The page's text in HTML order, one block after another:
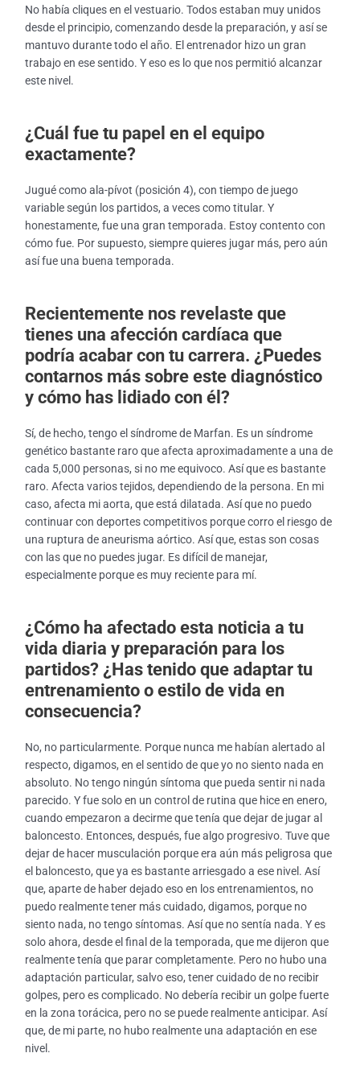
No había cliques en el vestuario. Todos estaban muy unidos
desde el principio, comenzando desde la preparación, y así se
mantuvo durante todo el año. El entrenador hizo un gran
trabajo en ese sentido. Y eso es lo que nos permitió alcanzar
este nivel.
¿Cuál fue tu papel en el equipo
exactamente?
Jugué como ala-pívot (posición 4), con tiempo de juego
variable según los partidos, a veces como titular. Y
honestamente, fue una gran temporada. Estoy contento con
cómo fue. Por supuesto, siempre quieres jugar más, pero aún
así fue una buena temporada.
Recientemente nos revelaste que
tienes una afección cardíaca que
podría acabar con tu carrera. ¿Puedes
contarnos más sobre este diagnóstico
y cómo has lidiado con él?
Sí, de hecho, tengo el síndrome de Marfan. Es un síndrome
genético bastante raro que afecta aproximadamente a una de
cada 5,000 personas, si no me equivoco. Así que es bastante
raro. Afecta varios tejidos, dependiendo de la persona. En mi
caso, afecta mi aorta, que está dilatada. Así que no puedo
continuar con deportes competitivos porque corro el riesgo de
una ruptura de aneurisma aórtico. Así que, estas son cosas
con las que no puedes jugar. Es difícil de manejar,
especialmente porque es muy reciente para mí.
¿Cómo ha afectado esta noticia a tu
vida diaria y preparación para los
partidos? ¿Has tenido que adaptar tu
entrenamiento o estilo de vida en
consecuencia?
No, no particularmente. Porque nunca me habían alertado al
respecto, digamos, en el sentido de que yo no siento nada en
absoluto. No tengo ningún síntoma que pueda sentir ni nada
parecido. Y fue solo en un control de rutina que hice en enero,
cuando empezaron a decirme que tenía que dejar de jugar al
baloncesto. Entonces, después, fue algo progresivo. Tuve que
dejar de hacer musculación porque era aún más peligrosa que
el baloncesto, que ya es bastante arriesgado a ese nivel. Así
que, aparte de haber dejado eso en los entrenamientos, no
puedo realmente tener más cuidado, digamos, porque no
siento nada, no tengo síntomas. Así que no sentía nada. Y es
solo ahora, desde el final de la temporada, que me dijeron que
realmente tenía que parar completamente. Pero no hubo una
adaptación particular, salvo eso, tener cuidado de no recibir
golpes, pero es complicado. No debería recibir un golpe fuerte
en la zona torácica, pero no se puede realmente anticipar. Así
que, de mi parte, no hubo realmente una adaptación en ese
nivel.